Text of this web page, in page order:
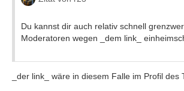
Du kannst dir auch relativ schnell
Moderatoren wegen _dem link_
_der link_ wäre in diesem Falle im Profil des